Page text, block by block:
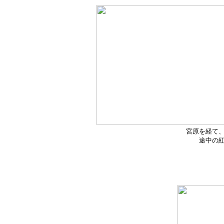
宮原を経て
途中の